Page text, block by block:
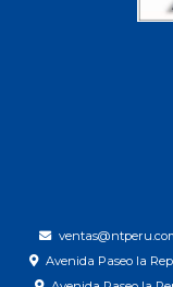
Avenida Paseo la